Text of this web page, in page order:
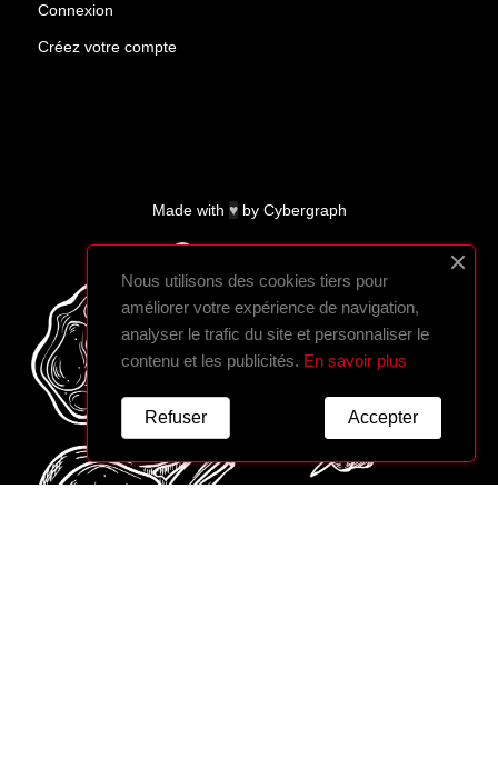
Connexion
Créez votre compte
Made with ♥by Cybergraph
Nous utilisons des cookies tiers pour
améliorer votre expérience de navigation,
analyser le trafic du site et personnaliser le
contenu et les publicités. En savoir plus
Accepter
Refuser